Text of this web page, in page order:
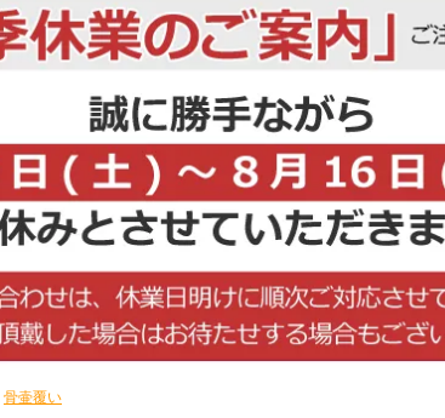
骨壷覆い